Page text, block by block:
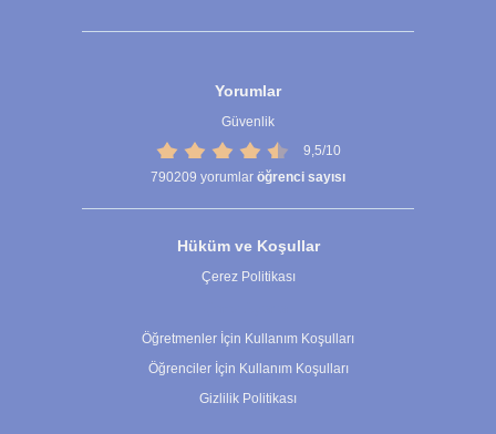
Yorumlar
Güvenlik
9,5/10
790209 yorumlar öğrenci sayısı
Hüküm ve Koşullar
Çerez Politikası
Öğretmenler İçin Kullanım Koşulları
Öğrenciler İçin Kullanım Koşulları
Gizlilik Politikası